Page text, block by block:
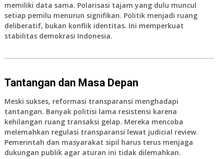
memiliki data sama. Polarisasi tajam yang dulu muncul
setiap pemilu menurun signifikan. Politik menjadi ruang
deliberatif, bukan konflik identitas. Ini memperkuat
stabilitas demokrasi Indonesia.
Tantangan dan Masa Depan
Meski sukses, reformasi transparansi menghadapi
tantangan. Banyak politisi lama resistensi karena
kehilangan ruang transaksi gelap. Mereka mencoba
melemahkan regulasi transparansi lewat judicial review.
Pemerintah dan masyarakat sipil harus terus menjaga
dukungan publik agar aturan ini tidak dilemahkan.